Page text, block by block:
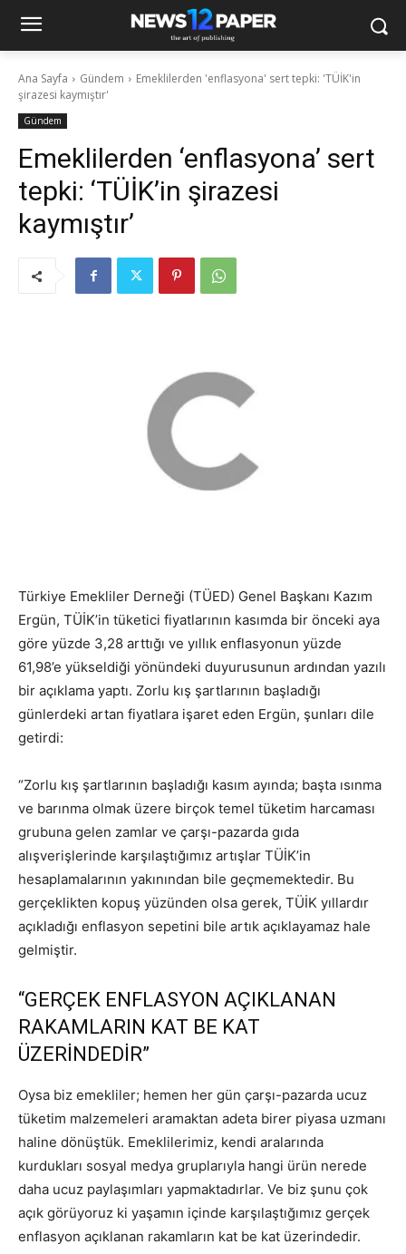
Ana Sayfa Gündem
Emeklilerden 'enflasyona' sert tepki: 'TÜİK'in
şirazesi kaymıştır'
Gündem
Emeklilerden ‘enflasyona’ sert
tepki: ‘TÜİK’in şirazesi
kaymıştır’
Türkiye Emekliler Derneği (TÜED) Genel Başkanı Kazım
Ergün, TÜİK’in tüketici fiyatlarının kasımda bir önceki aya
göre yüzde 3,28 arttığı ve yıllık enflasyonun yüzde
61,98’e yükseldiği yönündeki duyurusunun ardından yazılı
bir açıklama yaptı. Zorlu kış şartlarının başladığı
günlerdeki artan fiyatlara işaret eden Ergün, şunları dile
getirdi:
“Zorlu kış şartlarının başladığı kasım ayında; başta ısınma
ve barınma olmak üzere birçok temel tüketim harcaması
grubuna gelen zamlar ve çarşı-pazarda gıda
alışverişlerinde karşılaştığımız artışlar TÜİK’in
hesaplamalarının yakınından bile geçmemektedir. Bu
gerçeklikten kopuş yüzünden olsa gerek, TÜİK yıllardır
açıkladığı enflasyon sepetini bile artık açıklayamaz hale
gelmiştir.
“GERÇEK ENFLASYON AÇIKLANAN
RAKAMLARIN KAT BE KAT
ÜZERİNDEDİR”
Oysa biz emekliler; hemen her gün çarşı-pazarda ucuz
tüketim malzemeleri aramaktan adeta birer piyasa uzmanı
haline dönüştük. Emeklilerimiz, kendi aralarında
kurdukları sosyal medya gruplarıyla hangi ürün nerede
daha ucuz paylaşımları yapmaktadırlar. Ve biz şunu çok
açık görüyoruz ki yaşamın içinde karşılaştığımız gerçek
enflasyon açıklanan rakamların kat be kat üzerindedir.